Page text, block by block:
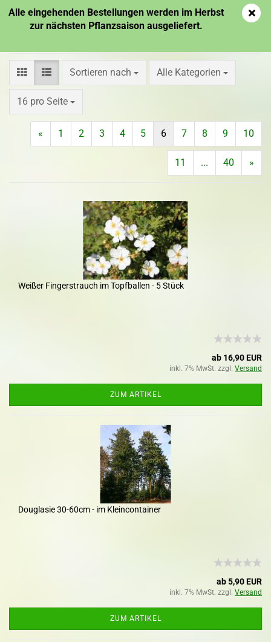
Alle eingehenden Bestellungen werden im Herbst
zur nächsten Pflanzsaison ausgeliefert.
Sortieren nach Alle Kategorien
16 pro Seite
« 1 2 3 4 5 6 7 8 9 10
11 ... 40 »
Weißer Fingerstrauch im Topfballen - 5 Stück
ab 16,90 EUR
inkl. 7% MwSt. zzgl. Versand
ZUM ARTIKEL
Douglasie 30-60cm - im Kleincontainer
ab 5,90 EUR
inkl. 7% MwSt. zzgl. Versand
ZUM ARTIKEL